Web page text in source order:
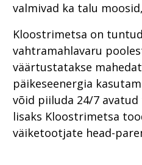
valmivad ka talu
Kloostrimetsa on
vahtramahlavaru
väärtustatakse
päikeseenergia
võid piiluda 24/7
lisaks Kloostrimetsa
väiketootjate head-